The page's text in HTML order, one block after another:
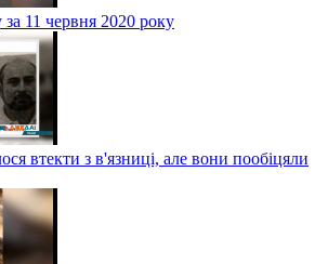
за 11 червня 2020 року
втекти з в'язниці, але вони пообіцяли